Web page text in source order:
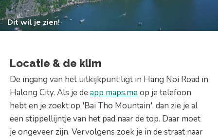
Dit wil je zien!
Locatie & de klim
De ingang van het uitkijkpunt ligt in Hang Noi Road in
Halong City. Als je de app maps.meop je telefoon
hebt en je zoekt op 'Bai Tho Mountain', dan zie je al
een stippellijntje van het pad naar de top. Daar moet
je ongeveer zijn. Vervolgens zoek je in de straat naar